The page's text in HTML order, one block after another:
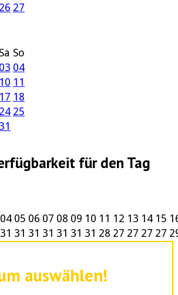
26 27
Sa So
03 04
10 11
17 18
24 25
31
für den Tag
04 05 06 07 08 09 10 11 12 13 14 15
31 31 31 31 31 31 31 28 27 27 27 27
auswählen!